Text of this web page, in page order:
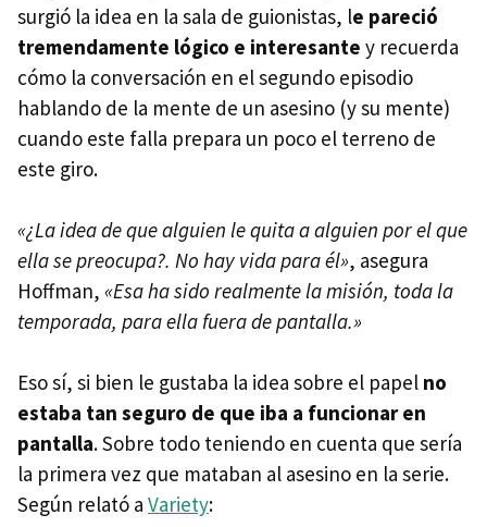
surgió la idea en la sala de guionistas, le pareció
tremendamente lógico e interesante y recuerda
cómo la conversación en el segundo episodio
hablando de la mente de un asesino (y su mente)
cuando este falla prepara un poco el terreno de
este giro.
«¿La idea de que alguien le quita a alguien por el que
ella se preocupa?. No hay vida para él», asegura
Hoffman, «Esa ha sido realmente la misión, toda la
temporada, para ella fuera de pantalla.»
Eso sí, si bien le gustaba la idea sobre el papel no
estaba tan seguro de que iba a funcionar en
pantalla. Sobre todo teniendo en cuenta que sería
la primera vez que mataban al asesino en la serie.
Según relató a Variety: